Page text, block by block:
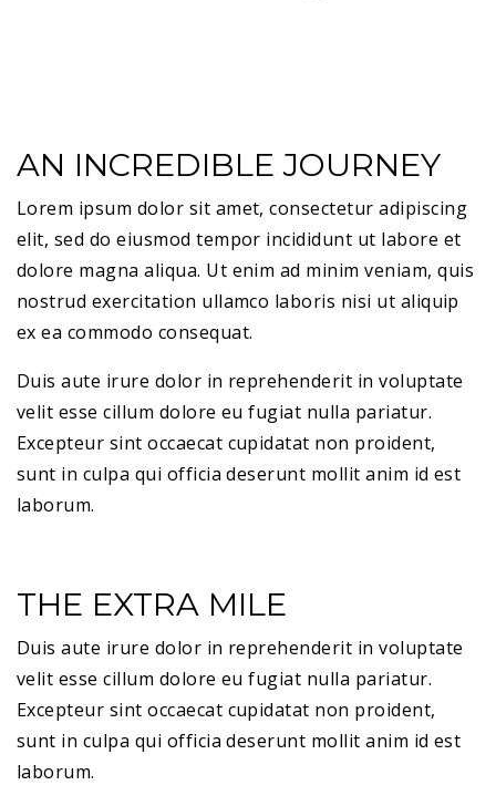
AN INCREDIBLE JOURNEY
Lorem ipsum dolor sit amet, consectetur adipiscing
elit, sed do eiusmod tempor incididunt ut labore et
dolore magna aliqua. Ut enim ad minim veniam, quis
nostrud exercitation ullamco laboris nisi ut aliquip
ex ea commodo consequat.
Duis aute irure dolor in reprehenderit in voluptate
velit esse cillum dolore eu fugiat nulla pariatur.
Excepteur sint occaecat cupidatat non proident,
sunt in culpa qui officia deserunt mollit anim id est
laborum.
THE EXTRA MILE
Duis aute irure dolor in reprehenderit in voluptate
velit esse cillum dolore eu fugiat nulla pariatur.
Excepteur sint occaecat cupidatat non proident,
sunt in culpa qui officia deserunt mollit anim id est
laborum.